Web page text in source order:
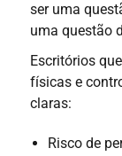
ser uma
uma questão
Escritórios
físicas e
claras:
Risco de